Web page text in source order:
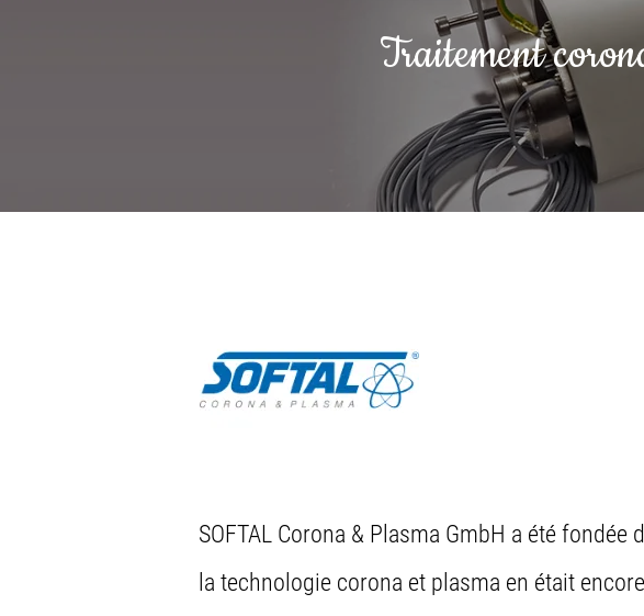
Traitement
SOFTAL Corona & Plasma GmbH a été
la technologie corona et plasma en était